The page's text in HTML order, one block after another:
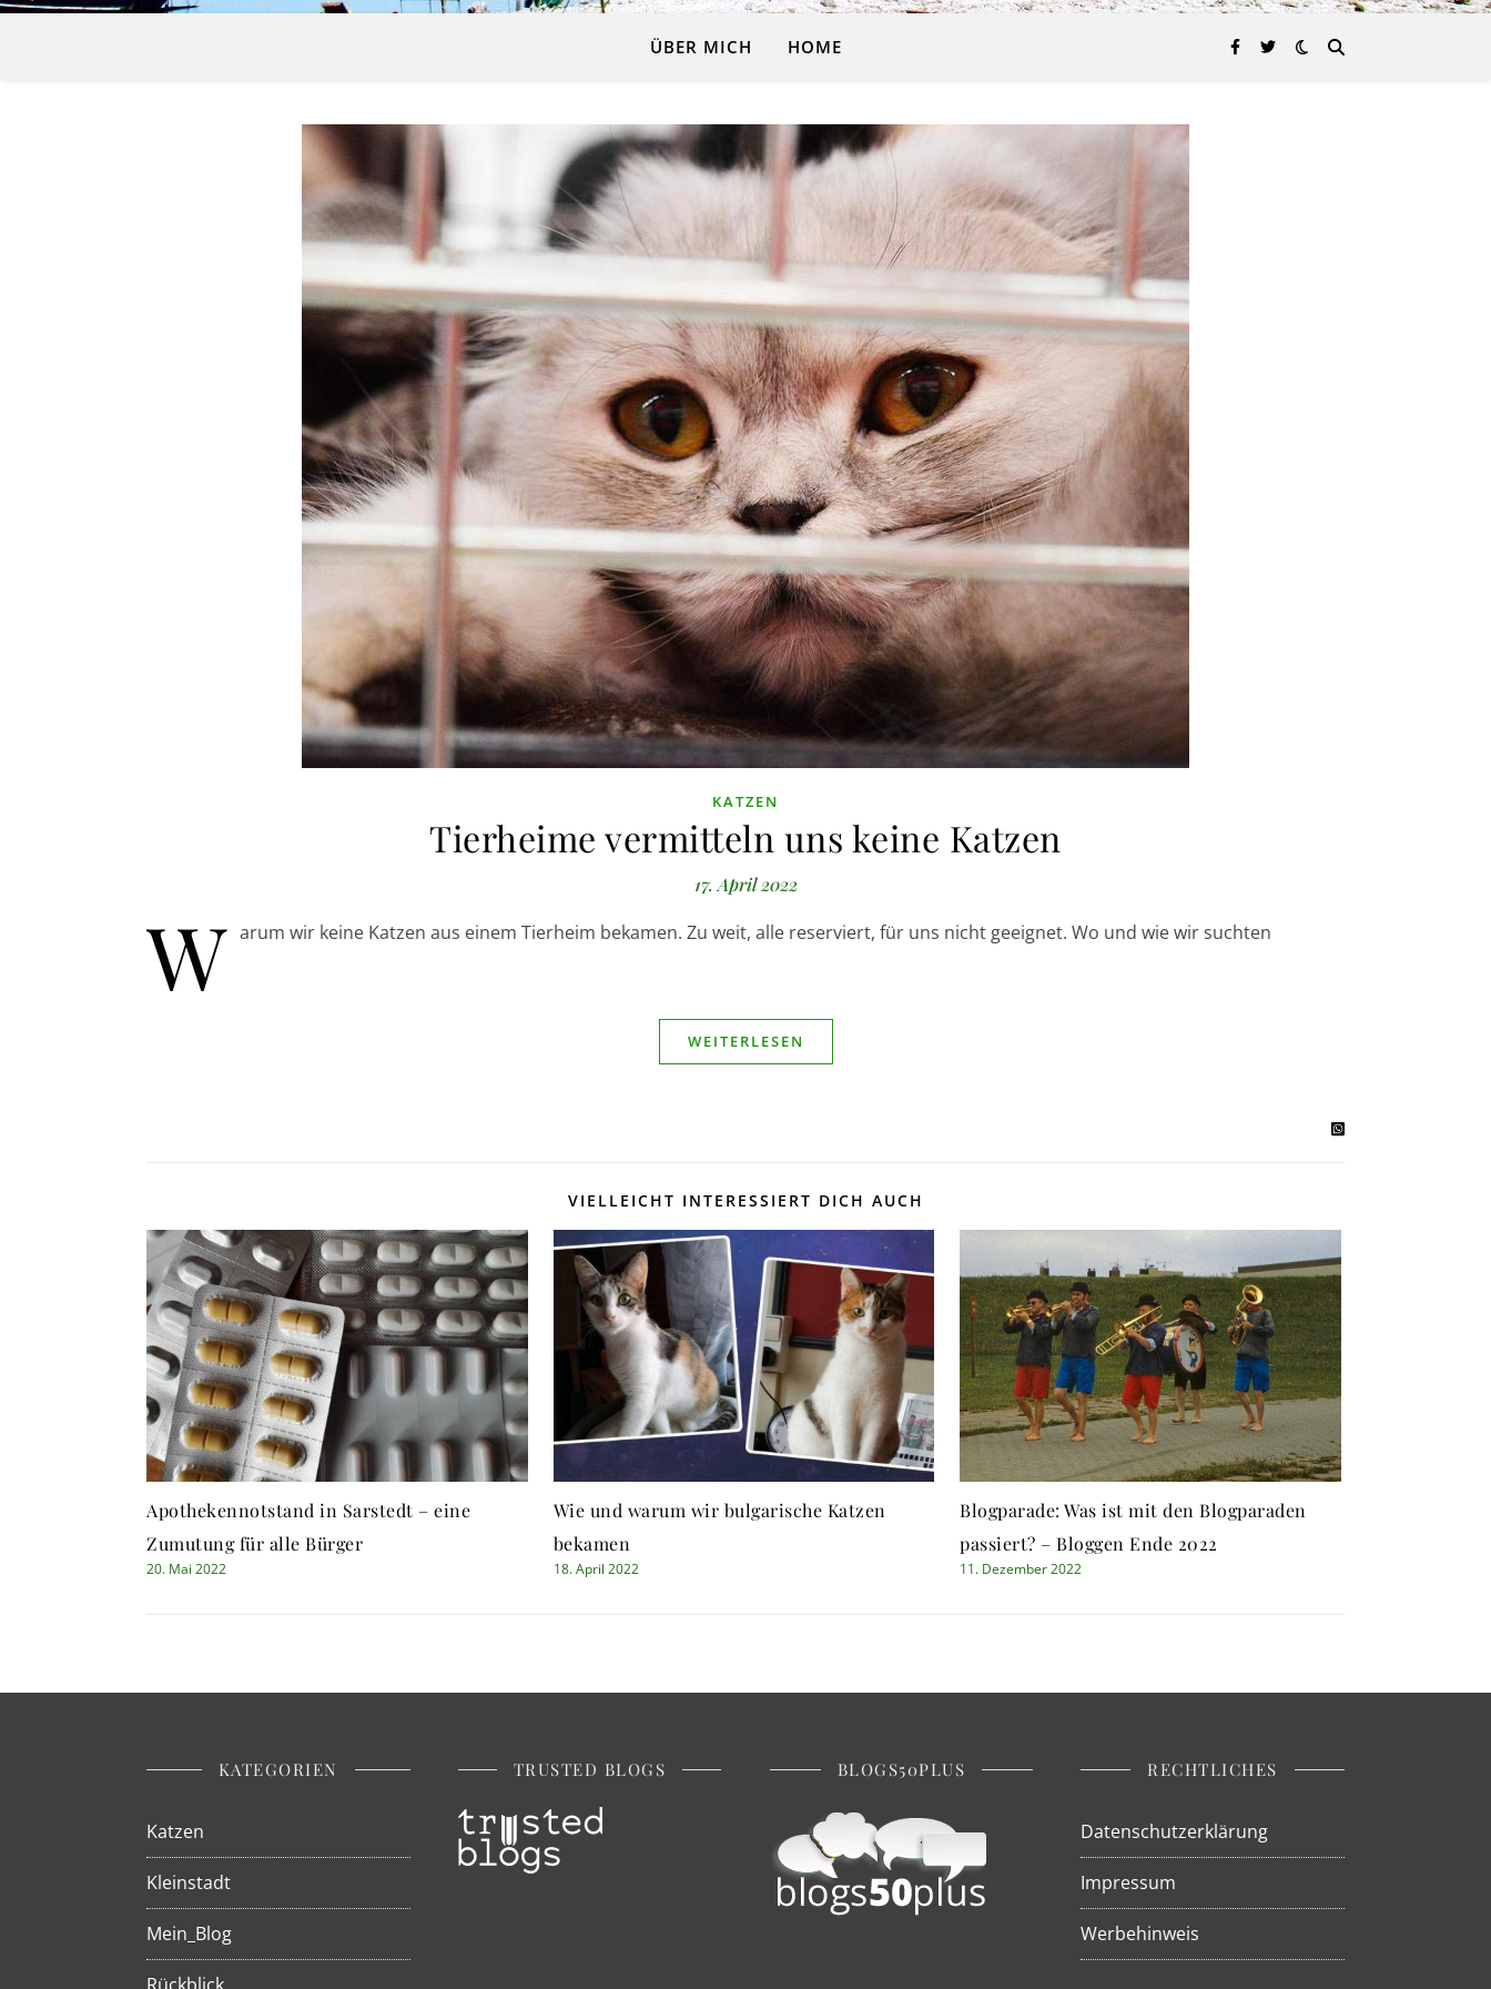
ÜBER MICH HOME
KATZEN
Tierheime vermitteln uns keine Katzen
17. April 2022
W arum wir keine Katzen aus einem Tierheim bekamen. Zu weit, alle reserviert, für uns nicht geeignet. Wo und wie wir suchten
WEITERLESEN
VIELLEICHT INTERESSIERT DICH AUCH
Apothekennotstand in Sarstedt – eine
Zumutung für alle Bürger
20. Mai 2022
Wie und warum wir bulgarische Katzen
bekamen
18. April 2022
Blogparade: Was ist mit den Blogparaden
passiert? – Bloggen Ende 2022
11. Dezember 2022
KATEGORIEN
Katzen
Kleinstadt
Mein_Blog
TRUSTED BLOGS BLOGS50PLUS RECHTLICHES
Datenschutzerklärung
Impressum
Werbehinweis